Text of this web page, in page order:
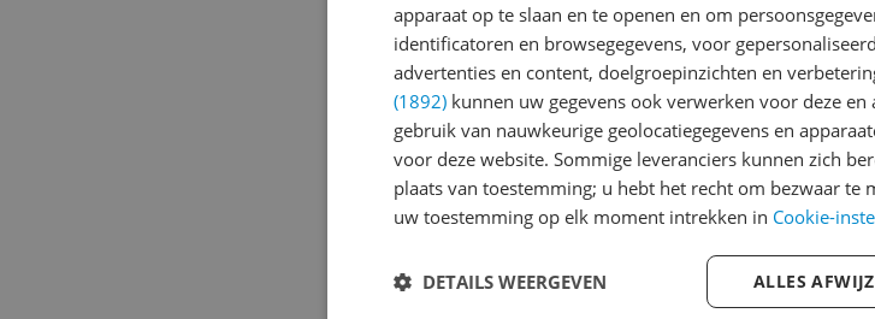
apparaat op te slaan en te openen en om
identificatoren en browsegegevens, voor
advertenties en content, doelgroepinzichten en
(1892) kunnen uw gegevens ook verwerken voor deze
gebruik van nauwkeurige geolocatiegegevens en
voor deze website. Sommige leveranciers kunnen zich
plaats van toestemming; u hebt het recht om bezwaar te
uw toestemming op elk moment intrekken in Cookie-
ALLES
DETAILS WEERGEVEN